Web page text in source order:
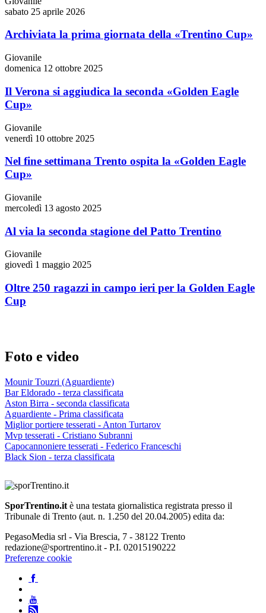
sabato 25 aprile 2026
Archiviata la prima giornata della «Trentino Cup»
Giovanile
domenica 12 ottobre 2025
Il Verona si aggiudica la seconda «Golden Eagle
Cup»
Giovanile
venerdì 10 ottobre 2025
Nel fine settimana Trento ospita la «Golden Eagle
Cup»
Giovanile
mercoledì 13 agosto 2025
Al via la seconda stagione del Patto Trentino
Giovanile
giovedì 1 maggio 2025
Oltre 250 ragazzi in campo ieri per la Golden Eagle
Cup
Foto e video
Mounir Touzri (Aguardiente)
Bar Eldorado - terza classificata
Aston Birra - seconda classificata
Aguardiente - Prima classificata
Miglior portiere tesserati - Anton Turtarov
Mvp tesserati - Cristiano Subranni
Capocannoniere tesserati - Federico Franceschi
Black Sion - terza classificata
SporTrentino.it è una testata giornalistica registrata presso il
Tribunale di Trento (aut. n. 1.250 del 20.04.2005) edita da:
PegasoMedia srl - Via Brescia, 7 - 38122 Trento
redazione@sportrentino.it - P.I. 02015190222
Preferenze cookie